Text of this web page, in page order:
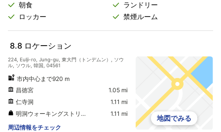
朝食
ランドリー
ロッカー
禁煙ルーム
8.8 ロケーション
224, Eulji-ro, Jung-gu, 東大門（トンデムン）, ソウ
ル, ソウル, 韓国, 04561
市内中心まで920 m
昌徳宮
1.05 mi
仁寺洞
1.11 mi
明洞ウォーキングストリート
1.11 mi
周辺情報をチェック
地図でみる